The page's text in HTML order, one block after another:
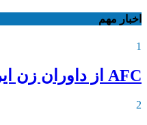
اخبار مهم
1
AFC از داوران زن ایران دعوت کرد
2